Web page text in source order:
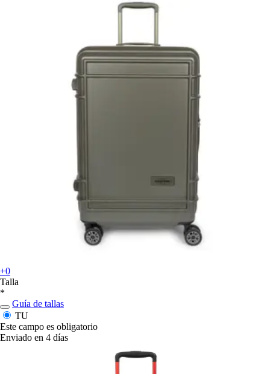
+0
Talla
*
Guía de tallas
TU
Este campo es obligatorio
Enviado en 4 días